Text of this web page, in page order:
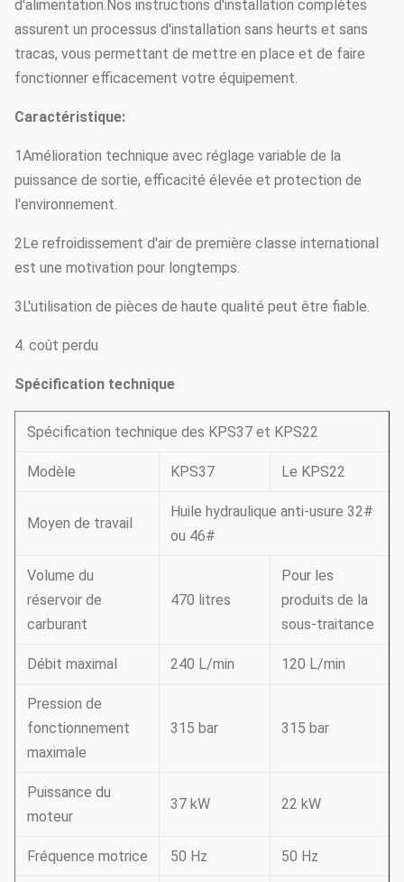
d'alimentation.Nos instructions d'installation complètes
assurent un processus d'installation sans heurts et sans
tracas, vous permettant de mettre en place et de faire
fonctionner efficacement votre équipement.
Caractéristique:
1Amélioration technique avec réglage variable de la
puissance de sortie, efficacité élevée et protection de
l'environnement.
2Le refroidissement d'air de première classe international
est une motivation pour longtemps.
3L'utilisation de pièces de haute qualité peut être fiable.
4. coût perdu
Spécification technique
Spécification technique des KPS37 et KPS22
Modèle KPS37 Le KPS22
Moyen de travail
Huile hydraulique anti-usure 32#
ou 46#
Volume du
réservoir de
carburant
470 litres
Pour les
produits de la
sous-traitance
Débit maximal 240 L/min 120 L/min
Pression de
fonctionnement
maximale
315 bar 315 bar
Puissance du
moteur
37 kW 22 kW
Fréquence motrice 50 Hz 50 Hz